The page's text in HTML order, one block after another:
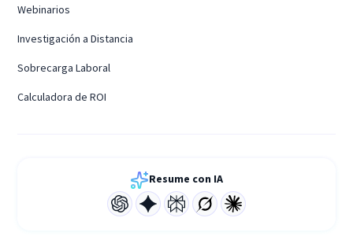
Webinarios
Investigación a Distancia
Sobrecarga Laboral
Calculadora de ROI
Resume con IA